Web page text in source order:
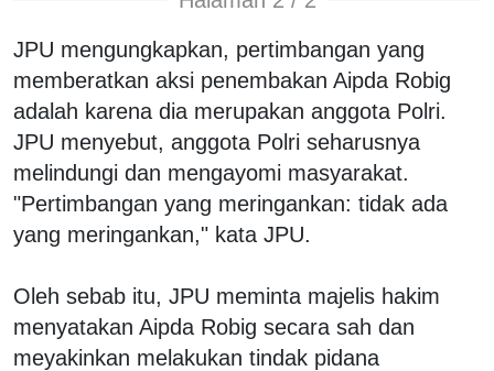
JPU mengungkapkan, pertimbangan yang
memberatkan aksi penembakan Aipda Robig
adalah karena dia merupakan anggota Polri.
JPU menyebut, anggota Polri seharusnya
melindungi dan mengayomi masyarakat.
"Pertimbangan yang meringankan: tidak ada
yang meringankan," kata JPU.
Oleh sebab itu, JPU meminta majelis hakim
menyatakan Aipda Robig secara sah dan
meyakinkan melakukan tindak pidana